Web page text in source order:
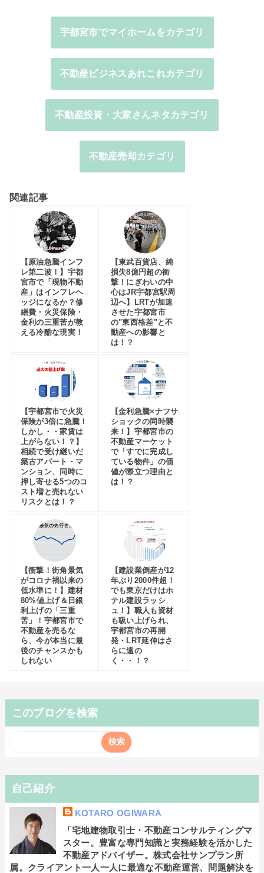
宇都宮市でマイホームをカテゴリ
不動産ビジネスあれこれカテゴリ
不動産投資・大家さんネタカテゴリ
不動産売却カテゴリ
関連記事
【原油急騰インフ
レ第二波！】宇都
宮市で「現物不動
産」はインフレヘ
ッジになるか？修
繕費・火災保険・
金利の三重苦が教
える冷酷な現実！
【東武百貨店、純
損失8億円超の衝
撃！にぎわいの中
心はJR宇都宮駅周
辺へ】LRTが加速
させた宇都宮市
の"東西格差"と不
動産への影響と
は！？
【宇都宮市で火災
保険が3倍に急騰！
しかし・・家賃は
上がらない！？】
相続で受け継いだ
築古アパート・マ
ンション、同時に
押し寄せる5つのコ
スト増と売れない
リスクとは！？
【金利急騰×ナフサ
ショックの同時襲
来！】宇都宮市の
不動産マーケット
で「すでに完成し
ている物件」の価
値が際立つ理由と
は！？
【衝撃！街角景気
がコロナ禍以来の
低水準に！】建材
80%値上げ＆日銀
利上げの「三重
苦」！宇都宮市で
不動産を売るな
ら、今が本当に最
後のチャンスかも
しれない
【建設業倒産が12
年ぶり2000件超！
でも東京だけはホ
テル建設ラッシ
ュ！】職人も資材
も吸い上げられ、
宇都宮市の再開
発・LRT延伸はさ
らに遠の
く・・！？
このブログを検索
自己紹介
KOTARO OGIWARA
「宅地建物取引士・不動産コンサルティングマ
スター。豊富な専門知識と実務経験を活かした
不動産アドバイザー。株式会社サンプラン所
属。クライアント一人一人に最適な不動産運営、問題解決を